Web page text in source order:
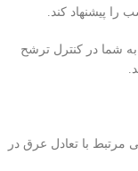
را پیشنهاد کند.
شما در کنترل ترشح
مرتبط با تعادل عرق در